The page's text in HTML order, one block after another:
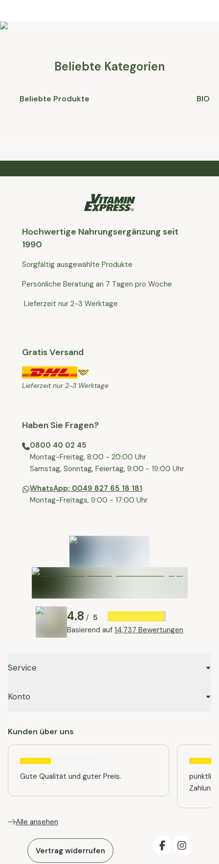
Beliebte Kategorien
Beliebte Produkte BIO
Hochwertige Nahrungsergänzung seit
1990
Sorgfältig ausgewählte Produkte
Persönliche Beratung an 7 Tagen pro Woche
Lieferzeit nur 2-3 Werktage
Gratis Versand
Lieferzeit nur 2-3 Werktage
Haben Sie Fragen?
0800 40 02 45
⁠Montag-Freitag, 8:00 - 20:00 Uhr
⁠Samstag, Sonntag, Feiertag, 9:00 - 19:00 Uhr
WhatsApp: 0049 827 65 18 181
Montag-Freitags, 9:00 - 17:00 Uhr
4.8 / 5
Basierend auf 14,737 Bewertungen
Service
Konto
Kunden über uns
Gute Qualität und guter Preis.
Zahlung
Alle ansehen
Vertrag widerrufen